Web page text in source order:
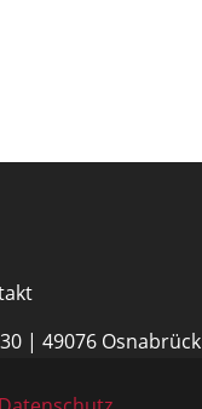
| 49076 Osnabrück